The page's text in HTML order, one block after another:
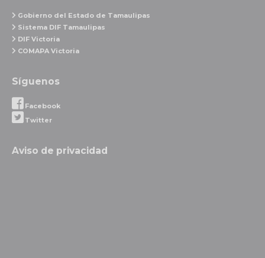
Gobierno del Estado de Tamaulipas
Sistema DIF Tamaulipas
DIF Victoria
COMAPA Victoria
Síguenos
Facebook
Twitter
Aviso de privacidad